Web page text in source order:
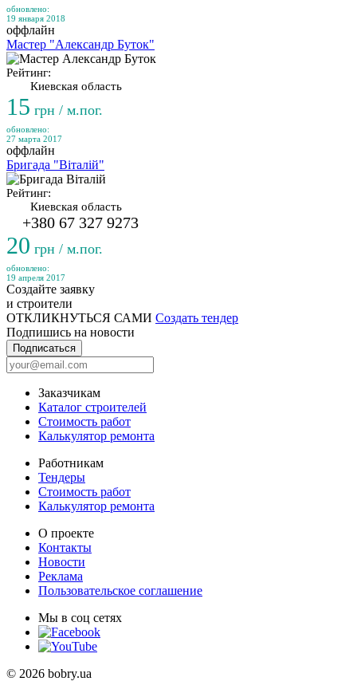
обновлено:
19 января 2018
оффлайн
Мастер "Александр Буток"
Рейтинг:
Киевская область
15 грн / м.пог.
обновлено:
27 марта 2017
оффлайн
Бригада "Віталій"
Рейтинг:
Киевская область
+380 67 327 9273
20 грн / м.пог.
обновлено:
19 апреля 2017
Создайте заявку
и строители
ОТКЛИКНУТЬСЯ САМИ Создать тендер
Подпишись на новости
Подписаться
Заказчикам
Каталог строителей
Стоимость работ
Калькулятор ремонта
Работникам
Тендеры
Стоимость работ
Калькулятор ремонта
О проекте
Контакты
Новости
Реклама
Пользовательское соглашение
Мы в соц сетях
© 2026 bobry.ua